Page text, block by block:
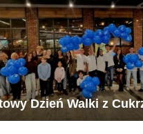
Dzień Walki z